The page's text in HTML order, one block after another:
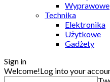
Wyprawowe
Technika
Elektronika
Użytkowe
Gadżety
Sign in
Welcome!Log into your